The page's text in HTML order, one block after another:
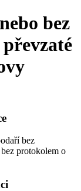
bez
bez
protokolem o